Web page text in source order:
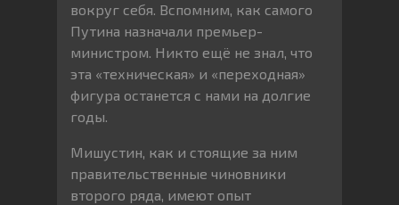
вокруг себя. Вспомним, как самого
Путина назначали премьер-
министром. Никто ещё не знал, что
эта «техническая» и «переходная»
фигура останется с нами на долгие
годы.
Мишустин, как и стоящие за ним
правительственные чиновники
второго ряда, имеют опыт